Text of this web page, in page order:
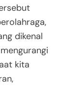
dikenal
kita